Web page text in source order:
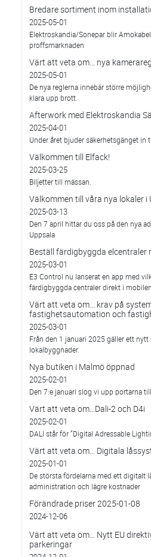
Bredare sortiment inom
2025-05-01
Elektroskandia/Sonepar blir
proffsmarknaden
Värt att veta om... nya
2025-05-01
De nya reglerna innebär större
klara upp brott.
Afterwork med Elektroskandia
2025-04-01
Under året bjuder säkerhetsgänget in
Välkommen till Elfack!
2025-03-25
Biljetter till mässan.
Välkommen till våra nya lokaler i
2025-03-13
Den 7 april hittar du oss på den nya
Uppsala
Beställ färdigbyggda elcentraler
2025-03-01
E3 Control nu lanserat en app med
färdigbyggda centraler direkt i mobilen.
Värt att veta om... krav på
fastighetsautomation och
2025-03-01
Från den 1 januari 2025 gäller ett nytt
lokalbyggnader.
Nya butiken i Malmö öppnad
2025-02-01
Den 7:e januari slog vi upp portarna
Värt att veta om…Dali-2 och D4i
2025-02-01
DALI står för ”Digital Adressable
Värt att veta om… Digitala
2025-01-01
De största fördelarna med ett digitalt
administration och lägre kostnader
Förändrade priser 2025-01-08
2024-12-06
Värt att veta om… Nytt EU
parkeringar